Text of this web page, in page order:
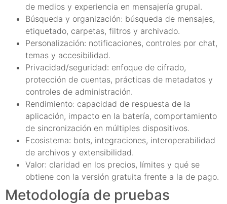
de medios y experiencia en mensajería grupal.
Búsqueda y organización: búsqueda de mensajes,
etiquetado, carpetas, filtros y archivado.
Personalización: notificaciones, controles por chat,
temas y accesibilidad.
Privacidad/seguridad: enfoque de cifrado,
protección de cuentas, prácticas de metadatos y
controles de administración.
Rendimiento: capacidad de respuesta de la
aplicación, impacto en la batería, comportamiento
de sincronización en múltiples dispositivos.
Ecosistema: bots, integraciones, interoperabilidad
de archivos y extensibilidad.
Valor: claridad en los precios, límites y qué se
obtiene con la versión gratuita frente a la de pago.
Metodología de pruebas